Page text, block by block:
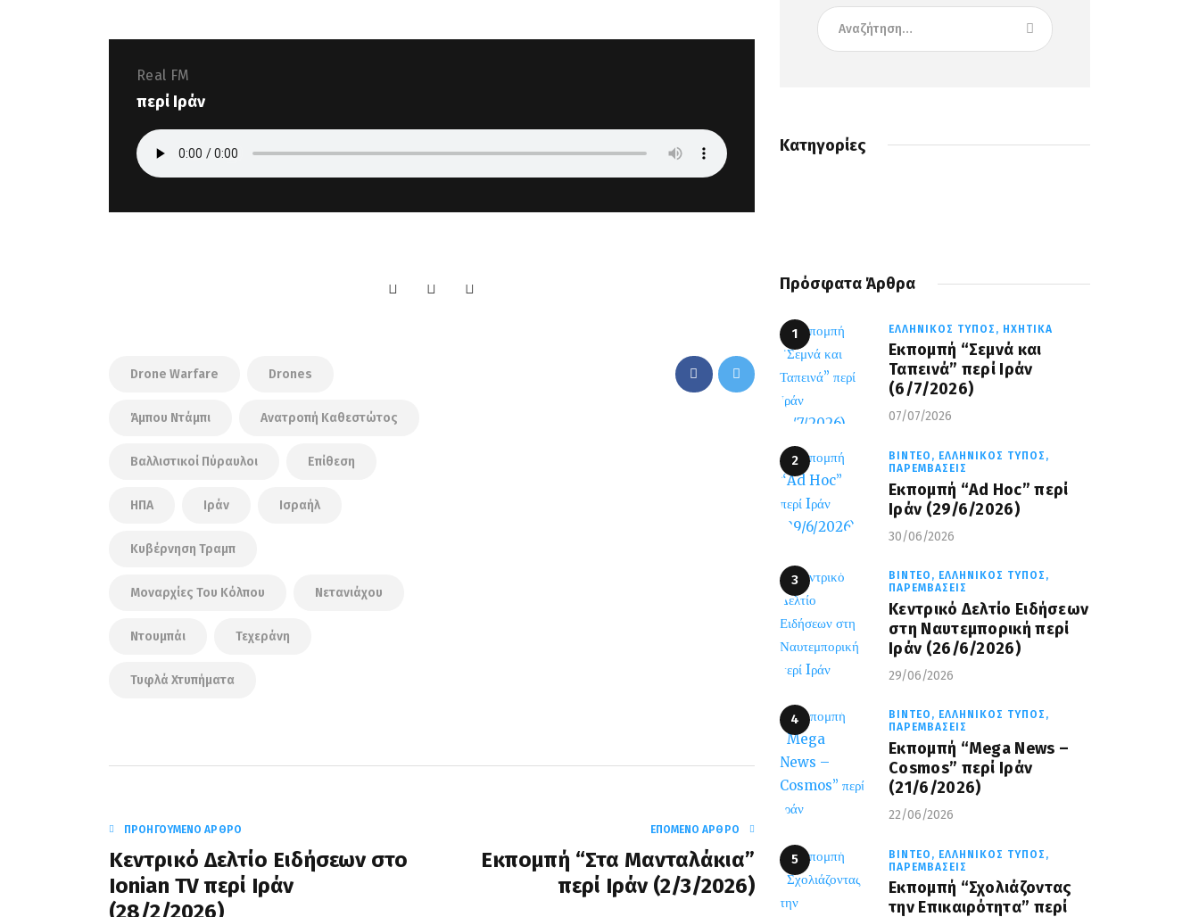
Real FM
περί Ιράν
Drone Warfare Drones
Άμπου Ντάμπι Ανατροπή Καθεστώτος
Βαλλιστικοί Πύραυλοι Επίθεση
ΗΠΑ Ιράν Ισραήλ
Κυβέρνηση Τραμπ
Μοναρχίες Του Κόλπου Νετανιάχου
Ντουμπάι Τεχεράνη
Τυφλά Χτυπήματα
ΠΡΟΗΓΟΎΜΕΝΟ ΆΡΘΡΟ
Κεντρικό Δελτίο Ειδήσεων στο
Ionian TV περί Iράν
(28/2/2026)
ΕΠΌΜΕΝΟ ΆΡΘΡΟ
Εκπομπή “Στα Μανταλάκια”
περί Ιράν (2/3/2026)
Κατηγορίες
Πρόσφατα Άρθρα
ΕΛΛΗΝΙΚΌΣ ΤΎΠΟΣ, ΗΧΗΤΙΚΆ
Εκπομπή “Σεμνά και
Ταπεινά” περί Ιράν
(6/7/2026)
07/07/2026
ΒΊΝΤΕΟ, ΕΛΛΗΝΙΚΌΣ ΤΎΠΟΣ,
ΠΑΡΕΜΒΆΣΕΙΣ
Εκπομπή “Ad Hoc” περί
Iράν (29/6/2026)
30/06/2026
ΒΊΝΤΕΟ, ΕΛΛΗΝΙΚΌΣ ΤΎΠΟΣ,
ΠΑΡΕΜΒΆΣΕΙΣ
Κεντρικό Δελτίο Ειδήσεων
στη Ναυτεμπορική περί
Iράν (26/6/2026)
29/06/2026
ΒΊΝΤΕΟ, ΕΛΛΗΝΙΚΌΣ ΤΎΠΟΣ,
ΠΑΡΕΜΒΆΣΕΙΣ
Eκπομπή “Mega News –
Cosmos” περί Ιράν
(21/6/2026)
22/06/2026
ΒΊΝΤΕΟ, ΕΛΛΗΝΙΚΌΣ ΤΎΠΟΣ,
ΠΑΡΕΜΒΆΣΕΙΣ
Εκπομπή “Σχολιάζοντας
την Επικαιρότητα” περί